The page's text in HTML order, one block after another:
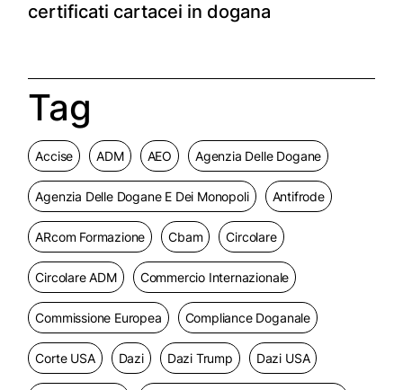
certificati cartacei in dogana
Tag
Accise ADM AEO Agenzia Delle Dogane
Agenzia Delle Dogane E Dei Monopoli Antifrode
ARcom Formazione Cbam Circolare
Circolare ADM Commercio Internazionale
Commissione Europea Compliance Doganale
Corte USA Dazi Dazi Trump Dazi USA